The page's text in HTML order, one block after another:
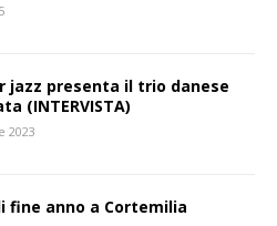
jazz presenta il trio danese
(INTERVISTA)
2023
fine anno a Cortemilia